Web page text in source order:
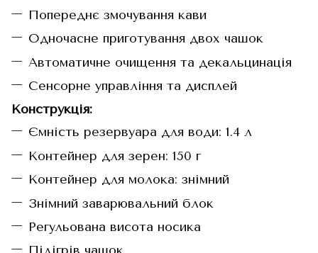
Попереднє змочування кави
Одночасне приготування двох чашок
Автоматичне очищення та декальцинація
Сенсорне управління та дисплей
Конструкція:
Ємність резервуара для води: 1.4 л
Контейнер для зерен: 150 г
Контейнер для молока: знімний
Знімний заварювальний блок
Регульована висота носика